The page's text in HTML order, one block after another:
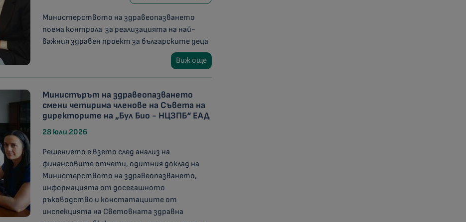
Министерството на здравеопазването
поема контрола за реализацията на най-
важния здравен проект за българските деца
Виж още
Министърът на здравеопазването
смени четирима членове на Съвета на
директорите на „Бул Био - НЦЗПБ“ ЕАД
28 юли 2026
Решението е взето след анализ на
финансовите отчети, одитния доклад на
Министерството на здравеопазването,
информацията от досегашното
ръководство и констатациите от
инспекцията на Световната здравна